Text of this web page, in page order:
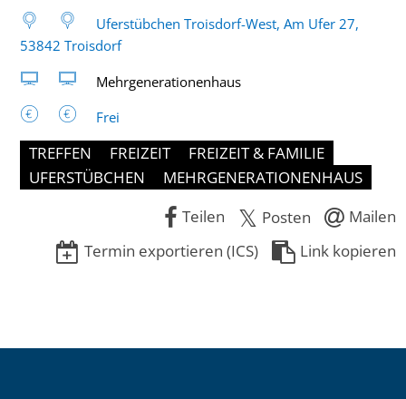
Uferstübchen Troisdorf-West, Am Ufer 27,
53842 Troisdorf
Mehrgenerationenhaus
Frei
TREFFEN FREIZEIT
FREIZEIT & FAMILIE
UFERSTÜBCHEN
MEHRGENERATIONENHAUS
Teilen
Posten
Mailen
Termin exportieren (ICS)
Link kopieren